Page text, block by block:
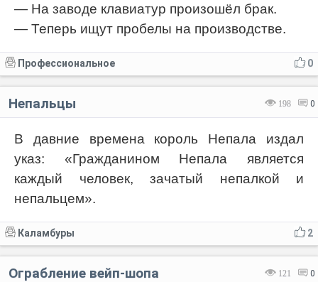
— На заводе клавиатур произошёл брак.
— Теперь ищут пробелы на производстве.
0
Профессиональное
198 0
Непальцы
В давние времена король Непала издал
указ: «Гражданином Непала является
каждый человек, зачатый непалкой и
непальцем».
2
Каламбуры
121 0
Ограбление вейп-шопа